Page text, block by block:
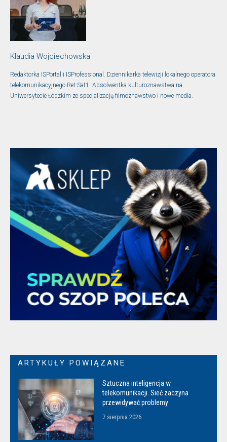
Klaudia Wojciechowska
Redaktorka ISPortal i ISProfessional. Dziennikarka telewizji lokalnego operatora
telekomunikacyjnego Ret-Sat1. Absolwentka kulturoznawstwa na
Uniwersytecie Łódzkim ze specjalizacją filmoznawstwo i nowe media.
ARTYKUŁY POWIĄZANE
Sztuczna inteligencja w
telekomunikacji. Sieć zaczyna
przewidywać problemy
7 sierpnia 2026